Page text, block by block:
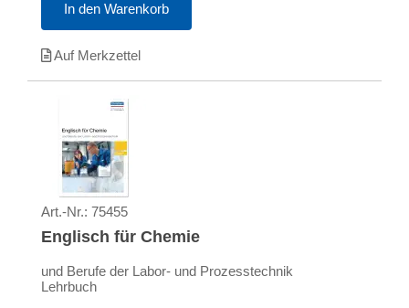
In den Warenkorb
Auf Merkzettel
Art.-Nr.: 75455
Englisch für Chemie
und Berufe der Labor- und Prozesstechnik
Lehrbuch